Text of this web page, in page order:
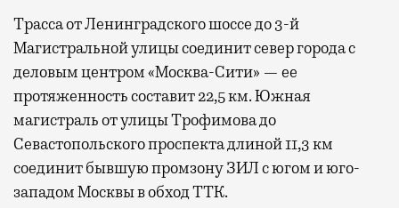
Трасса от Ленинградского шоссе до 3-й
Магистральной улицы соединит север города с
деловым центром «Москва-Сити» — ее
протяженность составит 22,5 км. Южная
магистраль от улицы Трофимова до
Севастопольского проспекта длиной 11,3 км
соединит бывшую промзону ЗИЛ с югом и юго-
западом Москвы в обход ТТК.